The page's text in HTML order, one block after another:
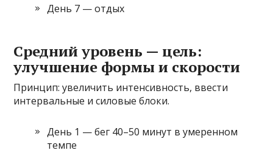
День 7 — отдых
Средний уровень — цель:
улучшение формы и скорости
Принцип: увеличить интенсивность, ввести
интервальные и силовые блоки.
День 1 — бег 40–50 минут в умеренном
темпе